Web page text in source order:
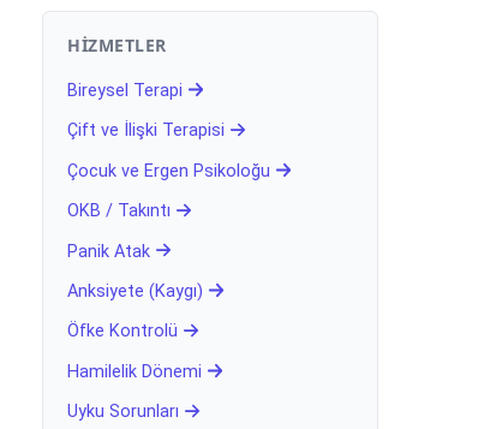
HIZMETLER
Bireysel Terapi
Çift ve İlişki Terapisi
Çocuk ve Ergen Psikoloğu
OKB / Takıntı
Panik Atak
Anksiyete (Kaygı)
Öfke Kontrolü
Hamilelik Dönemi
Uyku Sorunları